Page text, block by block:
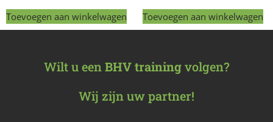
Toevoegen aan winkelwagen Toevoegen aan winkelwagen
Wilt u eenBHV trainingvolgen?
Wij zijn uw partner!